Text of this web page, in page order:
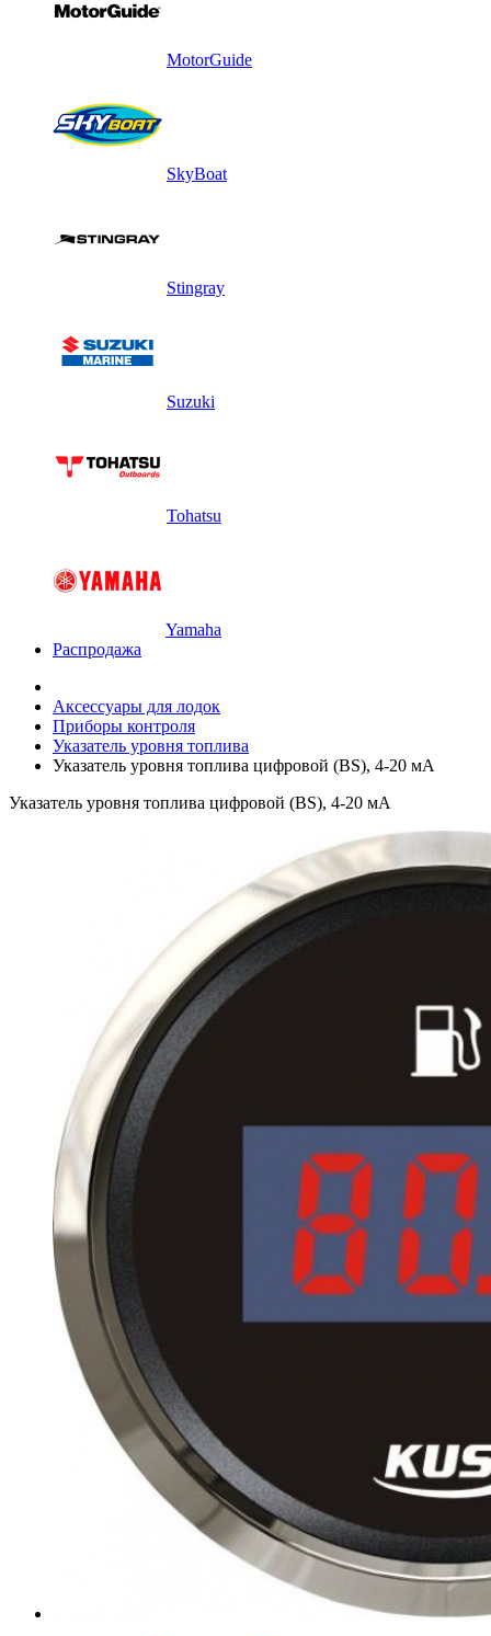
MotorGuide
SkyBoat
Stingray
Suzuki
Tohatsu
Yamaha
Распродажа
Аксессуары для лодок
Приборы контроля
Указатель уровня топлива
Указатель уровня топлива цифровой (BS), 4-20 мА
Указатель уровня топлива цифровой (BS), 4-20 мА